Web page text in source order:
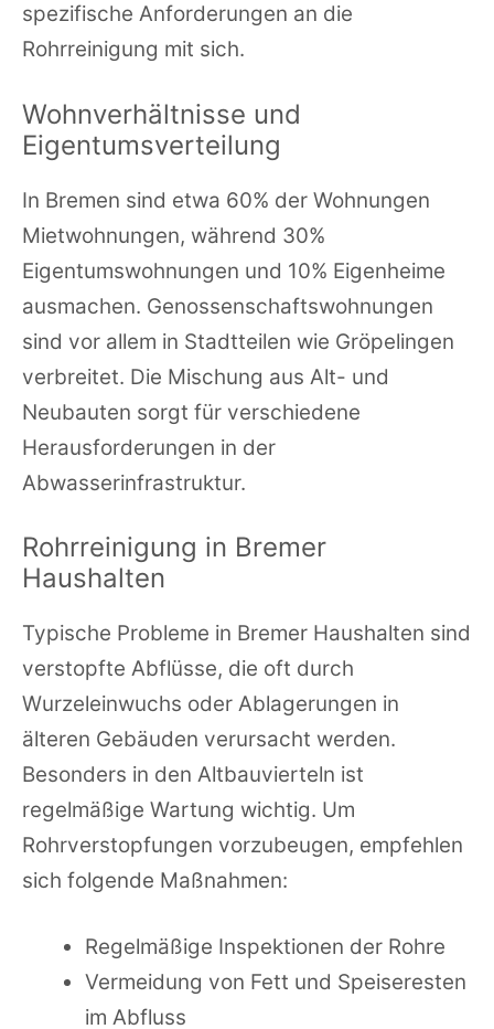
spezifische Anforderungen an die
Rohrreinigung mit sich.
Wohnverhältnisse und
Eigentumsverteilung
In Bremen sind etwa 60% der Wohnungen
Mietwohnungen, während 30%
Eigentumswohnungen und 10% Eigenheime
ausmachen. Genossenschaftswohnungen
sind vor allem in Stadtteilen wie Gröpelingen
verbreitet. Die Mischung aus Alt- und
Neubauten sorgt für verschiedene
Herausforderungen in der
Abwasserinfrastruktur.
Rohrreinigung in Bremer
Haushalten
Typische Probleme in Bremer Haushalten sind
verstopfte Abflüsse, die oft durch
Wurzeleinwuchs oder Ablagerungen in
älteren Gebäuden verursacht werden.
Besonders in den Altbauvierteln ist
regelmäßige Wartung wichtig. Um
Rohrverstopfungen vorzubeugen, empfehlen
sich folgende Maßnahmen:
Regelmäßige Inspektionen der Rohre
Vermeidung von Fett und Speiseresten
im Abfluss